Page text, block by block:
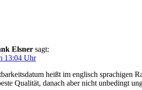
Elsner sagt:
13:04 Uhr
heißt im englisch sprachigen
Qualität, danach aber nicht unbedingt